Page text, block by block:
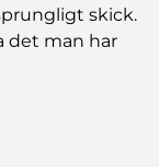
skick.
det man har